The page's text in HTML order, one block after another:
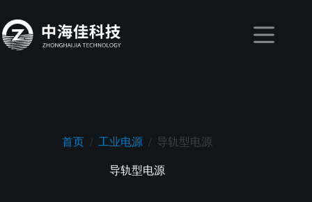
至
内
容
首页 / 工业电源 / 导轨型电源
导轨型电源